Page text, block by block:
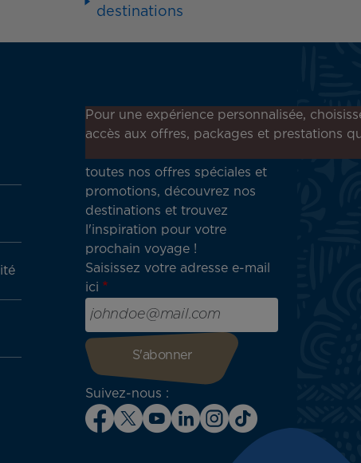
destinations
Inscrivez-vous à notre
newsletter !
toutes nos offres spéciales et
promotions, découvrez nos
destinations et trouvez
l'inspiration pour votre
prochain voyage !
Saisissez votre adresse e-mail
ici
Suivez-nous :
Pour une expérience personnalisée,
accès aux offres, packages et prestations